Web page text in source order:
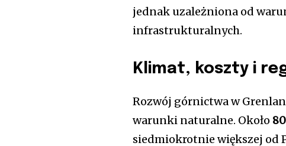
jednak uzależniona od
infrastrukturalnych.
Klimat, koszty i
Rozwój górnictwa w
warunki naturalne. Około
siedmiokrotnie większej od